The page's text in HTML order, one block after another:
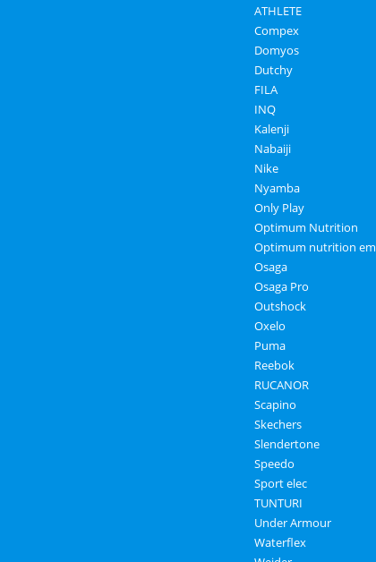
ATHLETE
Compex
Domyos
Dutchy
FILA
INQ
Kalenji
Nabaiji
Nike
Nyamba
Only Play
Optimum Nutrition
Optimum nutrition em
Osaga
Osaga Pro
Outshock
Oxelo
Puma
Reebok
RUCANOR
Scapino
Skechers
Slendertone
Speedo
Sport elec
TUNTURI
Under Armour
Waterflex